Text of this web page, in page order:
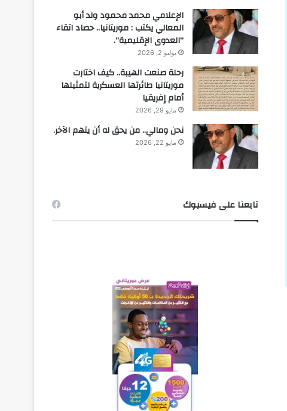
الإعلامي محمد محمود ولد أبو
المعالي يكتب : موريتانيا.. حصاد اتقاء
“العدوى الإقليمية”.
يوليو 2, 2026
رحلة صنعت الهيبة.. كيف اختارت
موريتانيا طائرتها العسكرية لتمثيلها
أمام إفريقيا
مايو 29, 2026
نحن ومالي.. من يحق له أن يتهم الآخر.
مايو 22, 2026
تابعنا على فيسبوك